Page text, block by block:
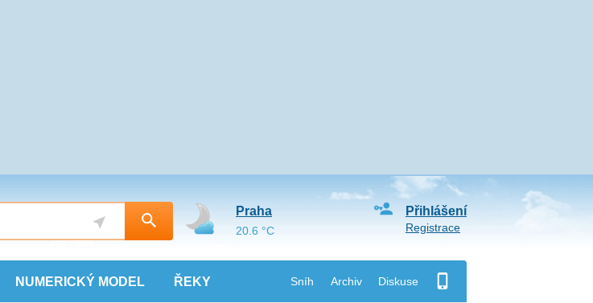
NUMERICKÝ MODEL ŘEKY Sníh Archiv Diskuse
Přihlášení
Registrace
Praha
20.6 °C